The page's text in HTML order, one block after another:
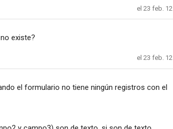
el 23 feb. 12
existe?
el 23 feb. 12
el formulario no tiene ningún registros con el